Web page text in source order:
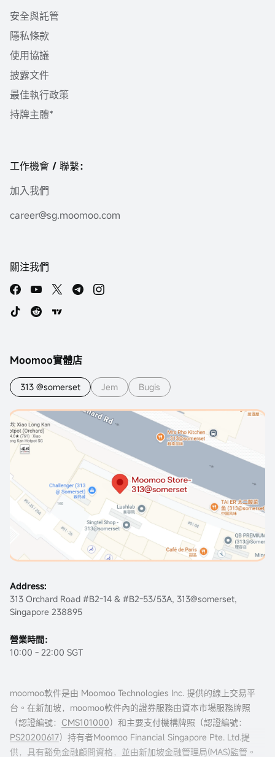
安全與託管
隱私條款
使用協議
披露文件
最佳執行政策
持牌主體*
工作機會 / 聯繫：
加入我們
career@sg.moomoo.com
關注我們
Moomoo實體店
313 @somerset Jem Bugis
Address:
313 Orchard Road #B2-14 & #B2-53/53A, 313@somerset,
Singapore 238895
營業時間：
10:00 - 22:00 SGT
moomoo軟件是由 Moomoo Technologies Inc. 提供的線上交易平
台。在新加坡，moomoo軟件內的證券服務由資本市場服務牌照
（認證編號： CMS101000）和主要支付機構牌照（認證編號：
PS20200617）持有者Moomoo Financial Singapore Pte. Ltd.提
供，具有豁免金融顧問資格，並由新加坡金融管理局(MAS)監管。